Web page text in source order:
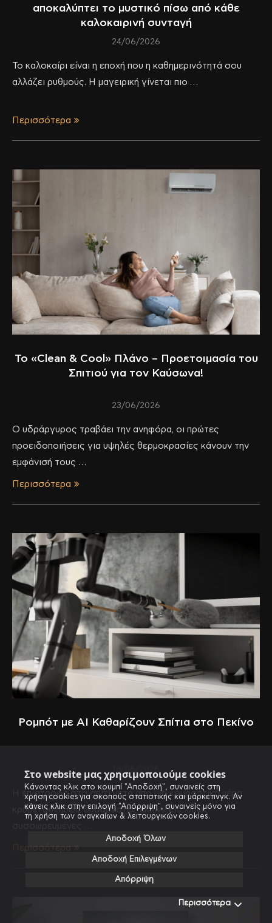
Στο website μας χρησιμοποιούμε cookies
Κάνοντας κλικ στο κουμπί "Αποδοχή", συναινείς στη
χρήση cookies για σκοπούς στατιστικής και μάρκετινγκ. Αν
κάνεις κλικ στην επιλογή "Απόρριψη", συναινείς μόνο για
τη χρήση των αναγκαίων & λειτουργικών cookies.
Αποδοχή Όλων
Αποδοχή Επιλεγμένων
Απόρριψη
Περισσότερα
αποκαλύπτει το μυστικό πίσω από κάθε
καλοκαιρινή συνταγή
24/06/2026
Το καλοκαίρι είναι η εποχή που η καθημερινότητά σου
αλλάζει ρυθμούς. Η μαγειρική γίνεται πιο …
Περισσότερα
Το «Clean & Cool» Πλάνο – Προετοιμασία του
Σπιτιού για τον Καύσωνα!
23/06/2026
Ο υδράργυρος τραβάει την ανηφόρα, οι πρώτες
προειδοποιήσεις για υψηλές θερμοκρασίες κάνουν την
εμφάνισή τους …
Περισσότερα
Ρομπότ με AI Καθαρίζουν Σπίτια στο Πεκίνο
Η επιστροφή στο σπίτι μετά από μια κουραστική μέρα
κρύβει συνήθως δυσάρεστες εκπλήξεις, όπως
Περισσότερα